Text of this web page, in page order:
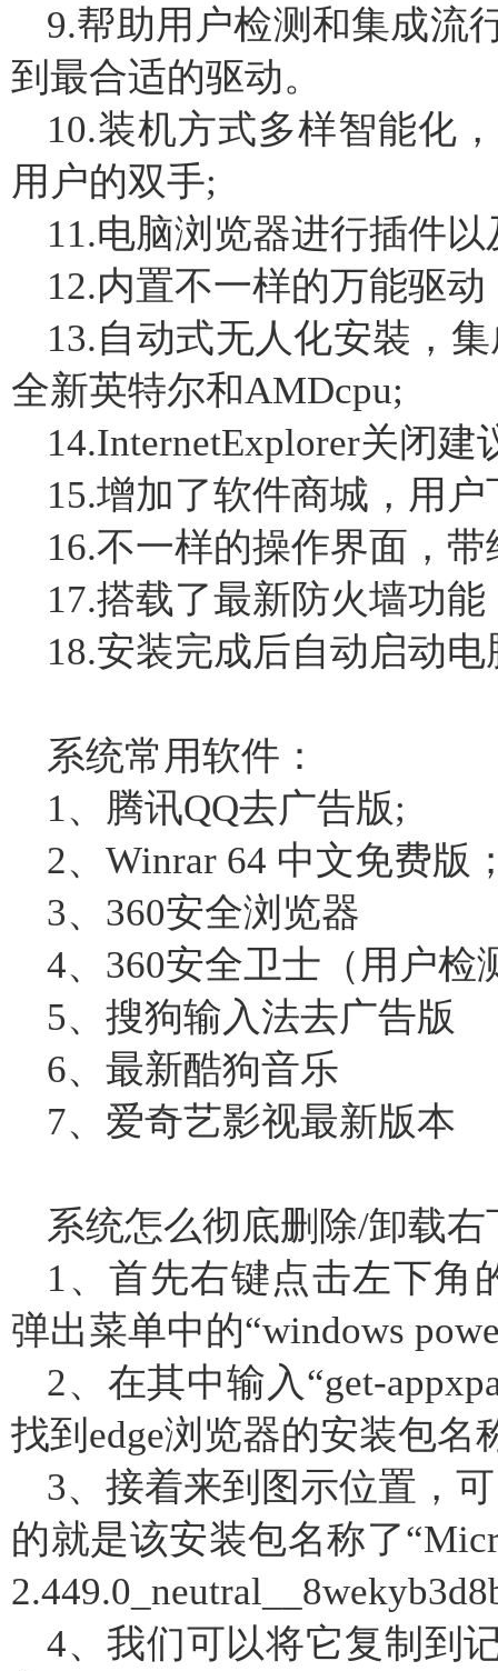
9.帮助用户检测和集成流
到最合适的驱动。
10.装机方式多样智能化
用户的双手;
11.电脑浏览器进行插件
12.内置不一样的万能驱
13.自动式无人化安裝，
全新英特尔和AMDcpu;
14.InternetExplorer关闭建
15.增加了软件商城，用
16.不一样的操作界面，
17.搭载了最新防火墙功
18.安装完成后自动启动
系统常用软件：
1、腾讯QQ去广告版;
2、Winrar 64 中文免费版
3、360安全浏览器
4、360安全卫士（用户检
5、搜狗输入法去广告版
6、最新酷狗音乐
7、爱奇艺影视最新版本
系统怎么彻底删除/卸载
1、首先右键点击左下角
弹出菜单中的“windows
2、在其中输入“get-
找到edge浏览器的安装包名
3、接着来到图示位置，
的就是该安装包名称了
4、我们可以将它复制到